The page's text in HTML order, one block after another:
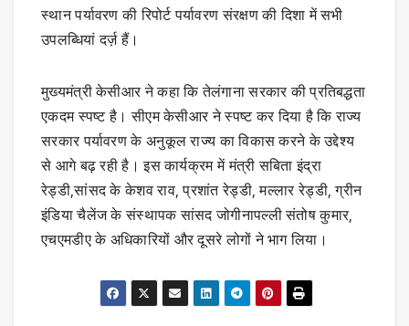
स्थान पर्यावरण की रिपोर्ट पर्यावरण संरक्षण की दिशा में सभी
उपलब्धियां दर्ज़ हैं।
मुख्यमंत्री केसीआर ने कहा कि तेलंगाना सरकार की प्रतिबद्धता
एकदम स्पष्ट है। सीएम केसीआर ने स्पष्ट कर दिया है कि राज्य
सरकार पर्यावरण के अनुकूल राज्य का विकास करने के उद्देश्य
से आगे बढ़ रही है। इस कार्यक्रम में मंत्री सबिता इंद्रा
रेड्डी,सांसद के केशव राव, प्रशांत रेड्डी, मल्लार रेड्डी, ग्रीन
इंडिया चैलेंज के संस्थापक सांसद जोगीनापल्ली संतोष कुमार,
एचएमडीए के अधिकारियों और दूसरे लोगों ने भाग लिया।